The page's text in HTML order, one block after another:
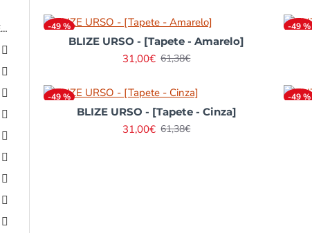
Tapetes para IGREJA e FUNERÁRIAS
-49 %
BLIZE URSO - [Tapete - Amarelo]
31,00€ 61,38€
-49 %
-49 %
BLIZE URSO - [Tapete - Cinza]
31,00€ 61,38€
-49 %